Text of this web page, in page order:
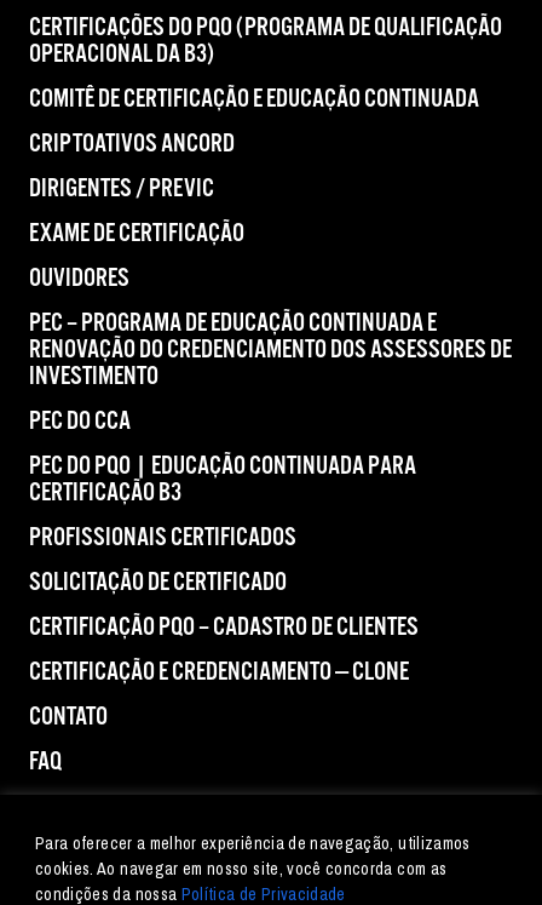
Para oferecer a melhor experiência de navegação, utilizamos
cookies. Ao navegar em nosso site, você concorda com as
condições da nossa Política de Privacidade
CERTIFICAÇÕES DO PQO (PROGRAMA DE QUALIFICAÇÃO
OPERACIONAL DA B3)
COMITÊ DE CERTIFICAÇÃO E EDUCAÇÃO CONTINUADA
CRIPTOATIVOS ANCORD
DIRIGENTES / PREVIC
EXAME DE CERTIFICAÇÃO
OUVIDORES
PEC – PROGRAMA DE EDUCAÇÃO CONTINUADA E
RENOVAÇÃO DO CREDENCIAMENTO DOS ASSESSORES DE
INVESTIMENTO
PEC DO CCA
PEC DO PQO | EDUCAÇÃO CONTINUADA PARA
CERTIFICAÇÃO B3
PROFISSIONAIS CERTIFICADOS
SOLICITAÇÃO DE CERTIFICADO
CERTIFICAÇÃO PQO – CADASTRO DE CLIENTES
CERTIFICAÇÃO E CREDENCIAMENTO — CLONE
CONTATO
FAQ